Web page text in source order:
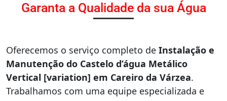
Garanta a Qualidade da sua Água
Oferecemos o serviço completo de Instalação e
Manutenção do Castelo d’água Metálico
Vertical [variation] em Careiro da Várzea.
Trabalhamos com uma equipe especializada e